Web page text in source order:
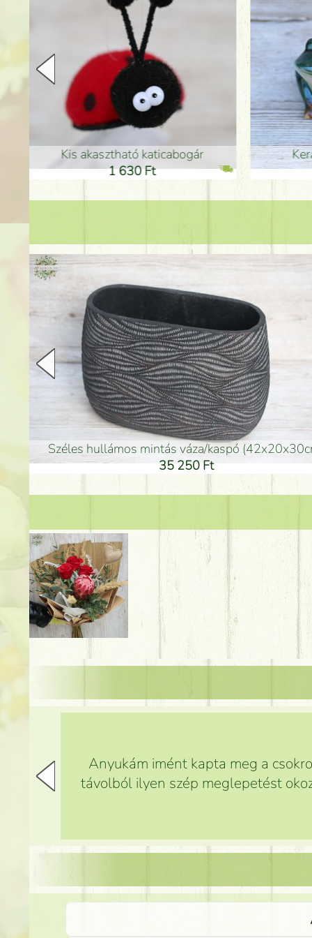
Kerámia béka 12cm
11 600 Ft
arany színű kerámia váza (40x26cm)
32 250 Ft
hosszú arany színű
Anyukám imént kapta meg a
távolból ilyen szép meglepetést